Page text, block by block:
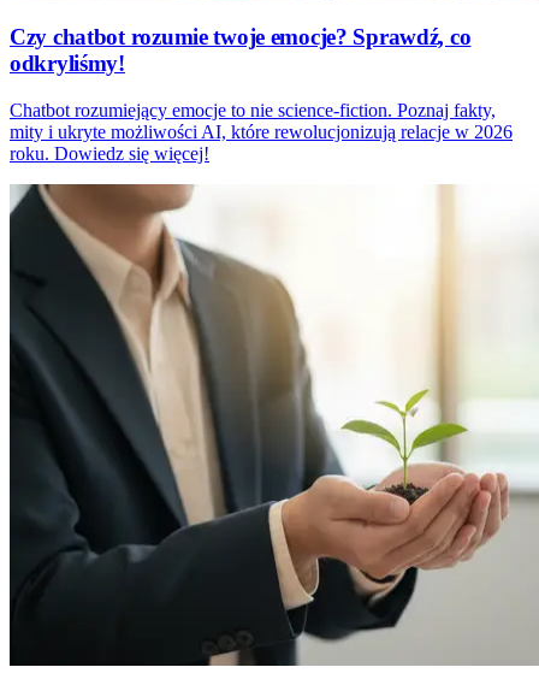
Czy chatbot rozumie twoje emocje? Sprawdź, co
odkryliśmy!
Chatbot rozumiejący emocje to nie science-fiction. Poznaj fakty,
mity i ukryte możliwości AI, które rewolucjonizują relacje w 2026
roku. Dowiedz się więcej!